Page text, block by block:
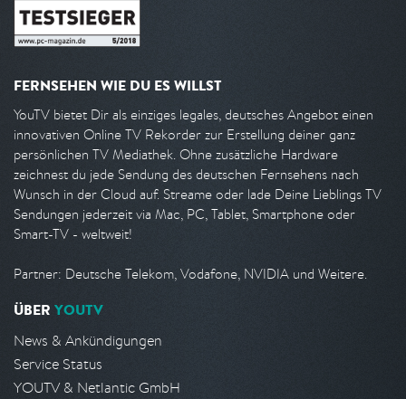
FERNSEHEN WIE DU ES WILLST
YouTV bietet Dir als einziges legales, deutsches Angebot einen
innovativen Online TV Rekorder zur Erstellung deiner ganz
persönlichen TV Mediathek. Ohne zusätzliche Hardware
zeichnest du jede Sendung des deutschen Fernsehens nach
Wunsch in der Cloud auf. Streame oder lade Deine Lieblings TV
Sendungen jederzeit via Mac, PC, Tablet, Smartphone oder
Smart-TV - weltweit!
Partner: Deutsche Telekom, Vodafone, NVIDIA und Weitere.
ÜBER YOUTV
News & Ankündigungen
Service Status
YOUTV & Netlantic GmbH